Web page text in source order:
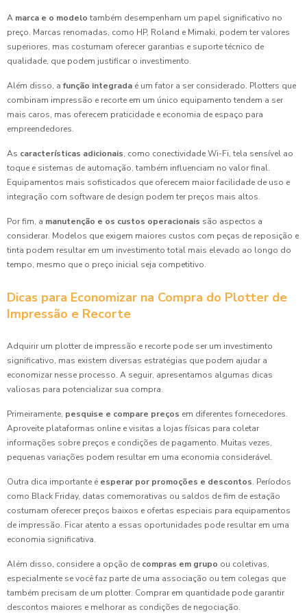
A marca e o modelo também desempenham um papel significativo no
preço. Marcas renomadas, como HP, Roland e Mimaki, podem ter valores
superiores, mas costumam oferecer garantias e suporte técnico de
qualidade, que podem justificar o investimento.
Além disso, a função integrada é um fator a ser considerado. Plotters que
combinam impressão e recorte em um único equipamento tendem a ser
mais caros, mas oferecem praticidade e economia de espaço para
empreendedores.
As características adicionais, como conectividade Wi-Fi, tela sensível ao
toque e sistemas de automação, também influenciam no valor final.
Equipamentos mais sofisticados que oferecem maior facilidade de uso e
integração com software de design podem ter preços mais altos.
Por fim, a manutenção e os custos operacionais são aspectos a
considerar. Modelos que exigem maiores custos com peças de reposição e
tinta podem resultar em um investimento total mais elevado ao longo do
tempo, mesmo que o preço inicial seja competitivo.
Dicas para Economizar na Compra do Plotter de
Impressão e Recorte
Adquirir um plotter de impressão e recorte pode ser um investimento
significativo, mas existem diversas estratégias que podem ajudar a
economizar nesse processo. A seguir, apresentamos algumas dicas
valiosas para potencializar sua compra.
Primeiramente, pesquise e compare preços em diferentes fornecedores.
Aproveite plataformas online e visitas a lojas físicas para coletar
informações sobre preços e condições de pagamento. Muitas vezes,
pequenas variações podem resultar em uma economia considerável.
Outra dica importante é esperar por promoções e descontos. Períodos
como Black Friday, datas comemorativas ou saldos de fim de estação
costumam oferecer preços baixos e ofertas especiais para equipamentos
de impressão. Ficar atento a essas oportunidades pode resultar em uma
economia significativa.
Além disso, considere a opção de compras em grupo ou coletivas,
especialmente se você faz parte de uma associação ou tem colegas que
também precisam de um plotter. Comprar em quantidade pode garantir
descontos maiores e melhorar as condições de negociação.